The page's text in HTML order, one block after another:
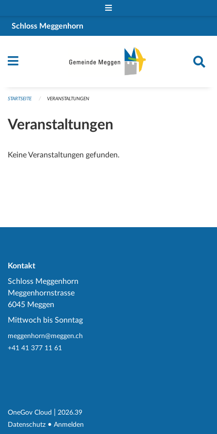
Schloss Meggenhorn
STARTSEITE VERANSTALTUNGEN
Veranstaltungen
Keine Veranstaltungen gefunden.
Kontakt
Schloss Meggenhorn
Meggenhornstrasse
6045 Meggen
Mittwoch bis Sonntag
meggenhorn@meggen.ch
+41 41 377 11 61
OneGov Cloud (External Link)
2026.39
Datenschutz (External Link)
Anmelden